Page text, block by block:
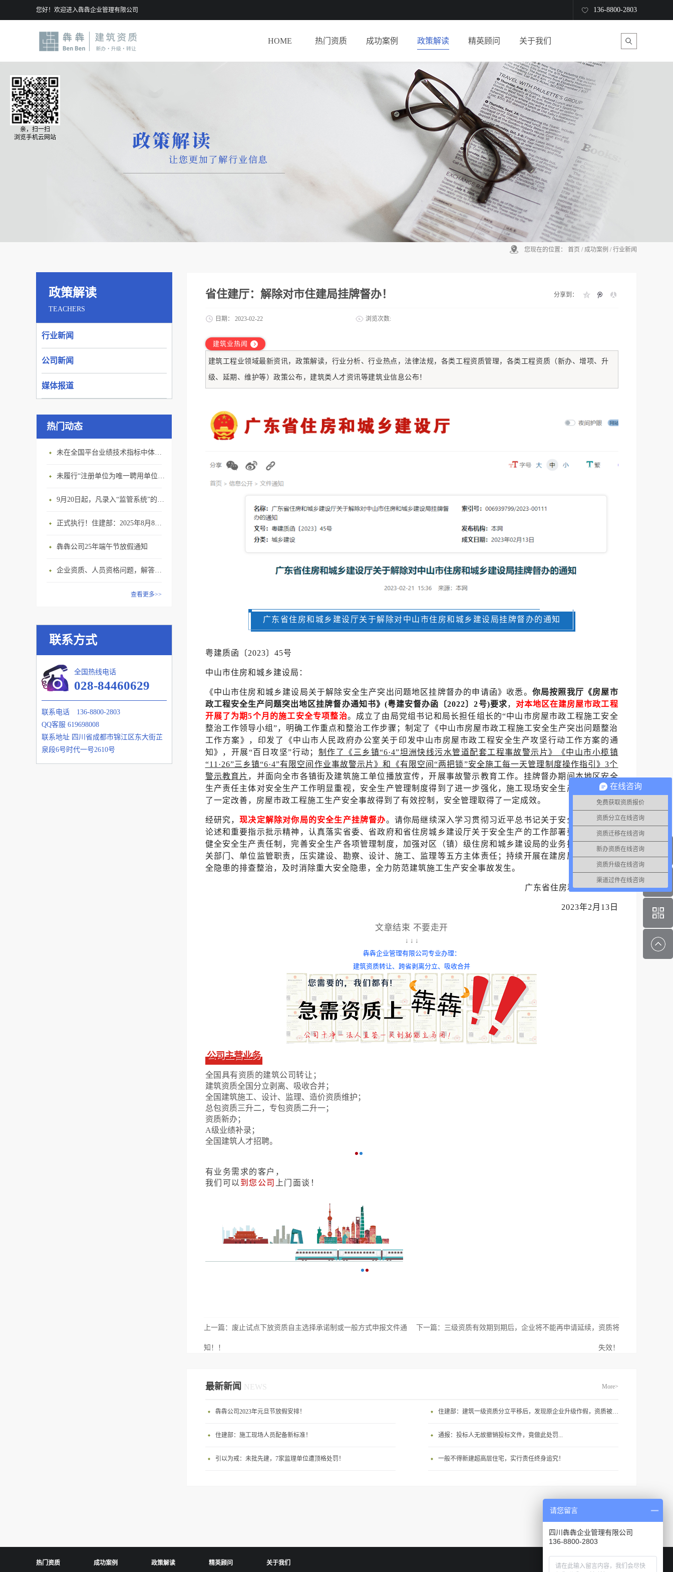
您好！欢迎进入犇犇企业管理有限公司 136-8800-2803
HOME 热门资质 成功案例 政策解读 精英顾问 关于我们
您现在的位置： 首页 / 成功案例 / 行业新闻
政策解读
TEACHERS
行业新闻
公司新闻
媒体报道
热门动态
未在全国平台业绩技术指标中体现个人角色的业绩，在资质审查时不作为有效业绩认定！
未履行“注册单位为唯一聘用单位”的承诺，撤销注册许可，三年内不得再次申请建造师注册
9月20日起，凡录入“监管系统”的建造师、职称人员，均需上传社保缴纳凭证！
正式执行！住建部：2025年8月8日起，建筑市政工程全面禁止9项技术！
犇犇公司25年端午节放假通知
企业资质、人员资格问题，解答来了
查看更多>>
联系方式
全国热线电话
028-84460629
联系电话
136-8800-2803
QQ客服 619698008
联系地址 四川省成都市锦江区东大街芷
泉段6号时代一号2610号
省住建厅：解除对市住建局挂牌督办！
日期： 2023-02-22 浏览次数:
分享到：
建筑业热闻
建筑工程业领域最新资讯，政策解读，行业分析、行业热点，法律法规，各类工程资质管理，各类工程资质（新办、增项、升
级、延期、维护等）政策公布，建筑类人才资讯等建筑业信息公布！
广东省住房和城乡建设厅关于解除对中山市住房和城乡建设局挂牌督办的通知
粤建质函〔2023〕45号
中山市住房和城乡建设局：
《中山市住房和城乡建设局关于解除安全生产突出问题地区挂牌督办的申请函》收悉。 你局按照我厅《房屋市
政工程安全生产问题突出地区挂牌督办通知书》(粤建安督办函〔2022〕2号)要求， 对本地区在建房屋市政工程
开展了为期5个月的施工安全专项整治。成立了由局党组书记和局长担任组长的“中山市房屋市政工程施工安全
整治工作领导小组”，明确工作重点和整治工作步骤；制定了《中山市房屋市政工程施工安全生产突出问题整治
工作方案》，印发了《中山市人民政府办公室关于印发中山市房屋市政工程安全生产攻坚行动工作方案的通
知》，开展“百日攻坚”行动； 制作了《三乡镇“6·4”坦洲快线污水管道配套工程事故警示片》《中山市小榄镇
“11·26”三乡镇“6·4”有限空间作业事故警示片》和《有限空间“两把锁”安全施工每一天管理制度操作指引》3个
警示教育片 ，并面向全市各镇街及建筑施工单位播放宣传，开展事故警示教育工作。挂牌督办期间本地区安全
生产责任主体对安全生产工作明显重视，安全生产管理制度得到了进一步强化，施工现场安全生产管理状况有
了一定改善，房屋市政工程施工生产安全事故得到了有效控制，安全管理取得了一定成效。
经研究，现决定解除对你局的安全生产挂牌督办。请你局继续深入学习贯彻习近平总书记关于安全生产的重要
论述和重要指示批示精神，认真落实省委、省政府和省住房城乡建设厅关于安全生产的工作部署要求；进一步
健全安全生产责任制，完善安全生产各项管理制度，加强对区（镇）级住房和城乡建设局的业务指导，压实相
关部门、单位监管职责，压实建设、勘察、设计、施工、监理等五方主体责任；持续开展在建房屋市政工程安
全隐患的排查整治，及时消除重大安全隐患，全力防范建筑施工生产安全事故发生。
广东省住房和城乡建设厅
2023年2月13日
文章结束 不要走开
↓ ↓ ↓
犇犇企业管理有限公司专业办理：
建筑资质转让、 跨省剥离分立、吸收合并
公司主营业务
全国具有资质的建筑公司转让；
建筑资质全国分立剥离、吸收合并；
全国建筑施工、设计、监理、造价资质维护；
总包资质三升二，专包资质二升一；
资质新办；
A级业绩补录；
全国建筑人才招聘。
有业务需求的客户，
我们可以 到您公司 上门面谈！
上一篇： 废止试点下放资质自主选择承诺制或一般方式申报文件通
知！！
下一篇： 三级资质有效期到期后，企业将不能再申请延续，资质将
失效！
最新新闻 NEWS More>
犇犇公司2023年元旦节放假安排！ 住建部：建筑一级资质分立平移后，发现原企业升级作假，资质被撤销
住建部：施工现场人员配备新标准！ 通报：投标人无故撤销投标文件，竟做此处罚...
引以为戒：未批先建，7家监理单位遭顶格处罚！ 一般不得新建超高层住宅，实行责任终身追究！
热门资质 成功案例 政策解读 精英顾问 关于我们
亲，扫一扫
浏览手机云网站
在线咨询
免费获取资质报价
资质分立在线咨询
资质迁移在线咨询
新办资质在线咨询
资质升级在线咨询
渠道过件在线咨询
请您留言
四川犇犇企业管理有限公司
136-8800-2803